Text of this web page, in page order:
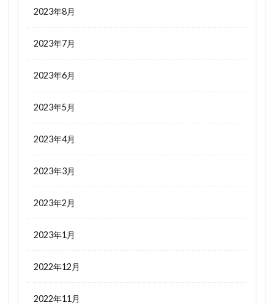
2023年8月
2023年7月
2023年6月
2023年5月
2023年4月
2023年3月
2023年2月
2023年1月
2022年12月
2022年11月